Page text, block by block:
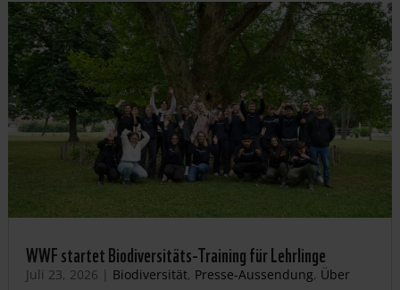
WWF startet Biodiversitäts-Training für Lehrlinge
Juli 23, 2026 | Biodiversität, Presse-Aussendung, Über